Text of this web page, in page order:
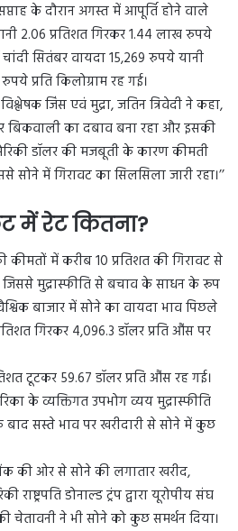
के दौरान अगस्त में आपूर्ति होने वाले
2.06 प्रतिशत गिरकर 1.44 लाख रुपये
सितंबर वायदा 15,269 रुपये यानी
प्रति किलोग्राम रह गई।
जिंस एवं मुद्रा, जतिन त्रिवेदी ने कहा,
बिकवाली का दबाव बना रहा और इसकी
डॉलर की मजबूती के कारण कीमती
में गिरावट का सिलसिला जारी रहा।’’
में रेट कितना?
में करीब 10 प्रतिशत की गिरावट से
मुद्रास्फीति से बचाव के साधन के रूप
बाजार में सोने का वायदा भाव पिछले
गिरकर 4,096.3 डॉलर प्रति औंस पर
टूटकर 59.67 डॉलर प्रति औंस रह गई।
के व्यक्तिगत उपभोग व्यय मुद्रास्फीति
सस्ते भाव पर खरीदारी से सोने में कुछ
की ओर से सोने की लगातार खरीद,
डोनाल्ड ट्रंप द्वारा यूरोपीय संघ
चेतावनी ने भी सोने को कुछ समर्थन दिया।